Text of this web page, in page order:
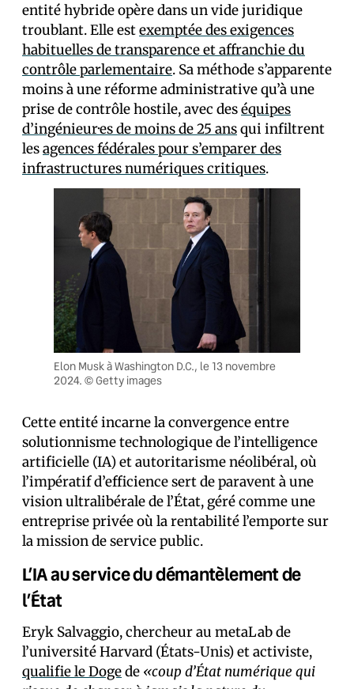
entité hybride opère dans un vide juridique
troublant. Elle estexemptée des exigences
habituelles de transparence et affranchie du
contrôle parlementaire. Sa méthode s’apparente
moins à une réforme administrative qu’à une
prise de contrôle hostile, avec deséquipes
d’ingénieur·es de moins de 25 ansqui infiltrent
lesagences fédérales pour s’emparer des
infrastructures numériques critiques.
Elon Musk à Washington D.C., le 13 novembre
2024. © Getty images
Cette entité incarne la convergence entre
solutionnisme technologique de l’intelligence
artificielle (IA) et autoritarisme néolibéral, où
l’impératif d’efficience sert de paravent à une
vision ultralibérale de l’État, géré comme une
entreprise privée où la rentabilité l’emporte sur
la mission de service public.
L’IA au service du démantèlement de
l’État
Eryk Salvaggio, chercheur au metaLab de
l’université Harvard (États-Unis) et activiste,
qualifie le Dogede «coup d’État numérique qui